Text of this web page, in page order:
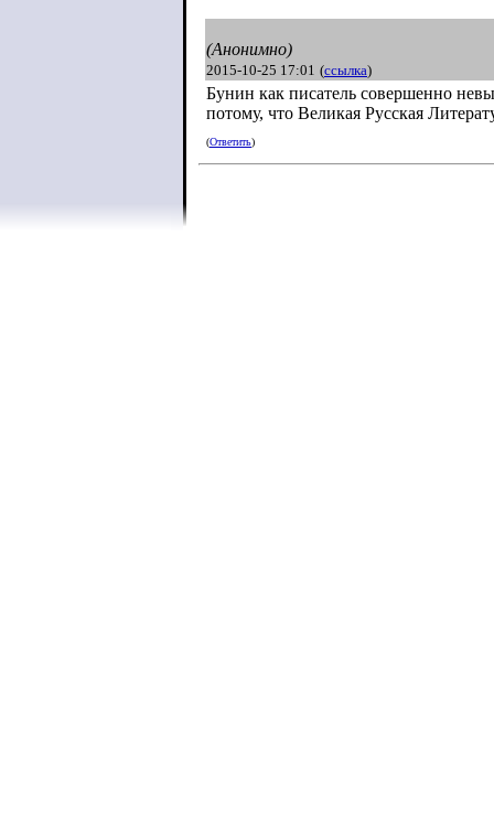
(Анонимно)
2015-10-25 17:01 (ссылка)
Бунин как писатель совершенно
потому, что Великая Русская
(Ответить)